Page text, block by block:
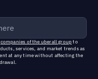
companies of the uberall groupto
services, and market trends as
at any time without affecting the